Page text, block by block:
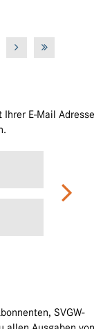
E-Mail Adresse
SVGW-